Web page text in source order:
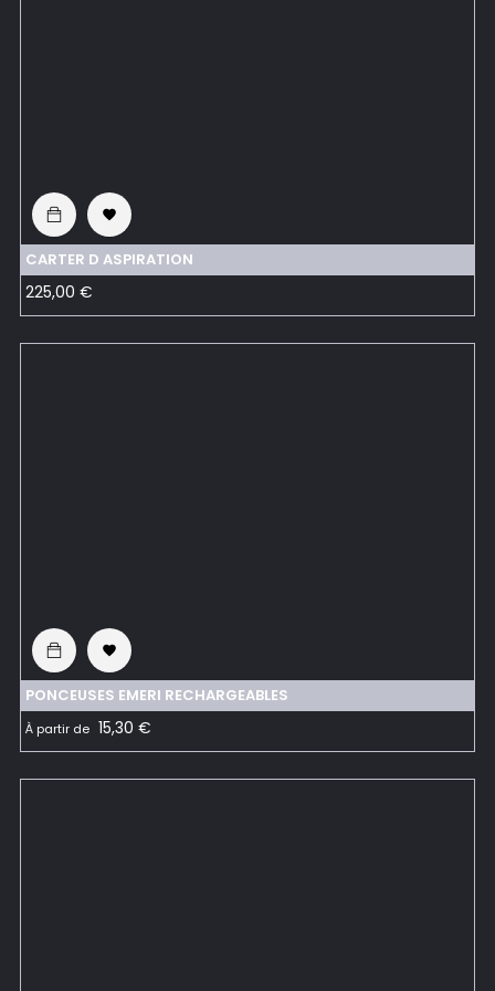

CARTER D ASPIRATION
Prix
225,00 €

PONCEUSES EMERI RECHARGEABLES
À partir de Prix
15,30 €